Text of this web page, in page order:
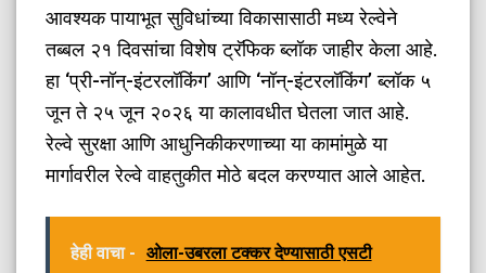
आवश्यक पायाभूत सुविधांच्या विकासासाठी मध्य रेल्वेने
तब्बल २१ दिवसांचा विशेष ट्रॅफिक ब्लॉक जाहीर केला आहे.
हा ‘प्री-नॉन्-इंटरलॉकिंग’ आणि ‘नॉन्-इंटरलॉकिंग’ ब्लॉक ५
जून ते २५ जून २०२६ या कालावधीत घेतला जात आहे.
रेल्वे सुरक्षा आणि आधुनिकीकरणाच्या या कामांमुळे या
मार्गावरील रेल्वे वाहतुकीत मोठे बदल करण्यात आले आहेत.
हेही वाचा - ओला-उबरला टक्कर देण्यासाठी एसटी